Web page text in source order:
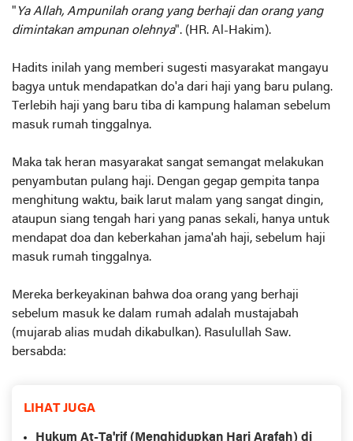
" Ya Allah, Ampunilah orang yang berhaji dan orang yang
dimintakan ampunan olehnya". (HR. Al-Hakim).
Hadits inilah yang memberi sugesti masyarakat mangayu
bagya untuk mendapatkan do'a dari haji yang baru pulang.
Terlebih haji yang baru tiba di kampung halaman sebelum
masuk rumah tinggalnya.
Maka tak heran masyarakat sangat semangat melakukan
penyambutan pulang haji. Dengan gegap gempita tanpa
menghitung waktu, baik larut malam yang sangat dingin,
ataupun siang tengah hari yang panas sekali, hanya untuk
mendapat doa dan keberkahan jama'ah haji, sebelum haji
masuk rumah tinggalnya.
Mereka berkeyakinan bahwa doa orang yang berhaji
sebelum masuk ke dalam rumah adalah mustajabah
(mujarab alias mudah dikabulkan). Rasulullah Saw.
bersabda:
LIHAT JUGA
Hukum At-Ta'rif (Menghidupkan Hari Arafah) di